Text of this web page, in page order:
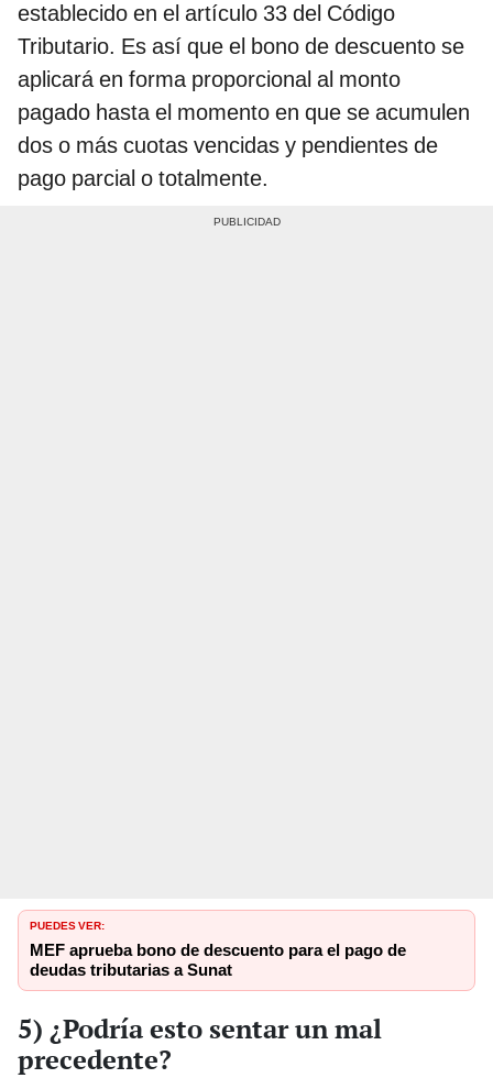
establecido en el artículo 33 del Código
Tributario. Es así que el bono de descuento se
aplicará en forma proporcional al monto
pagado hasta el momento en que se acumulen
dos o más cuotas vencidas y pendientes de
pago parcial o totalmente.
PUEDES VER:
MEF aprueba bono de descuento para el pago de
deudas tributarias a Sunat
5) ¿Podría esto sentar un mal
precedente?